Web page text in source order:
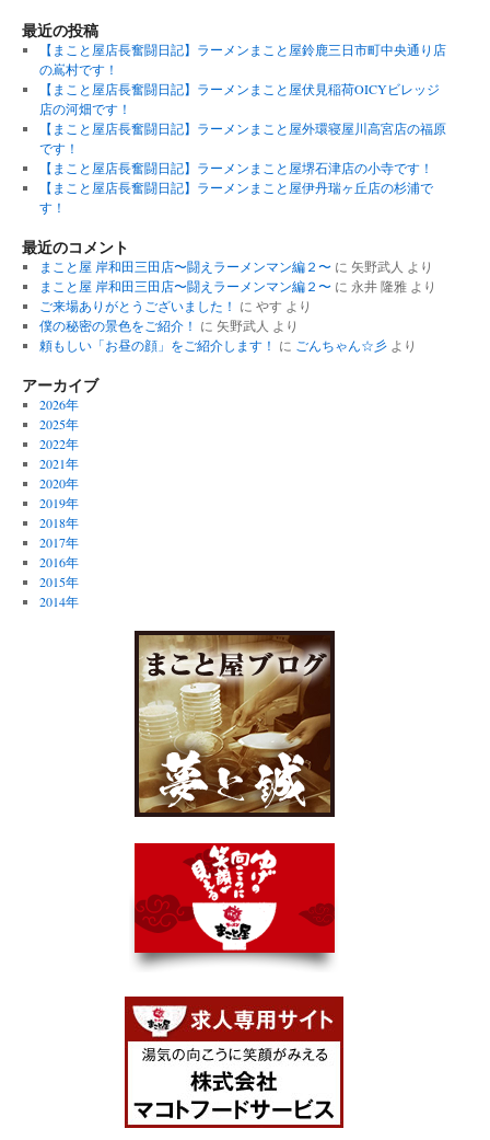
最近の投稿
【まこと屋店長奮闘日記】ラーメンまこと屋鈴鹿三日市町中央通り店
の嶌村です！
【まこと屋店長奮闘日記】ラーメンまこと屋伏見稲荷OICYビレッジ
店の河畑です！
【まこと屋店長奮闘日記】ラーメンまこと屋外環寝屋川高宮店の福原
です！
【まこと屋店長奮闘日記】ラーメンまこと屋堺石津店の小寺です！
【まこと屋店長奮闘日記】ラーメンまこと屋伊丹瑞ヶ丘店の杉浦で
す！
最近のコメント
まこと屋 岸和田三田店〜闘えラーメンマン編２〜に 矢野武人 より
まこと屋 岸和田三田店〜闘えラーメンマン編２〜に 永井 隆雅より
ご来場ありがとうございました！ に やす より
僕の秘密の景色をご紹介！ に 矢野武人 より
頼もしい「お昼の顔」をご紹介します！ に ごんちゃん☆彡より
アーカイブ
2026年
2025年
2022年
2021年
2020年
2019年
2018年
2017年
2016年
2015年
2014年